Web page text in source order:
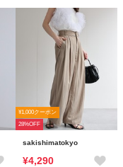
¥1,000クーポン
28%OFF
sakishimatokyo
¥4,290